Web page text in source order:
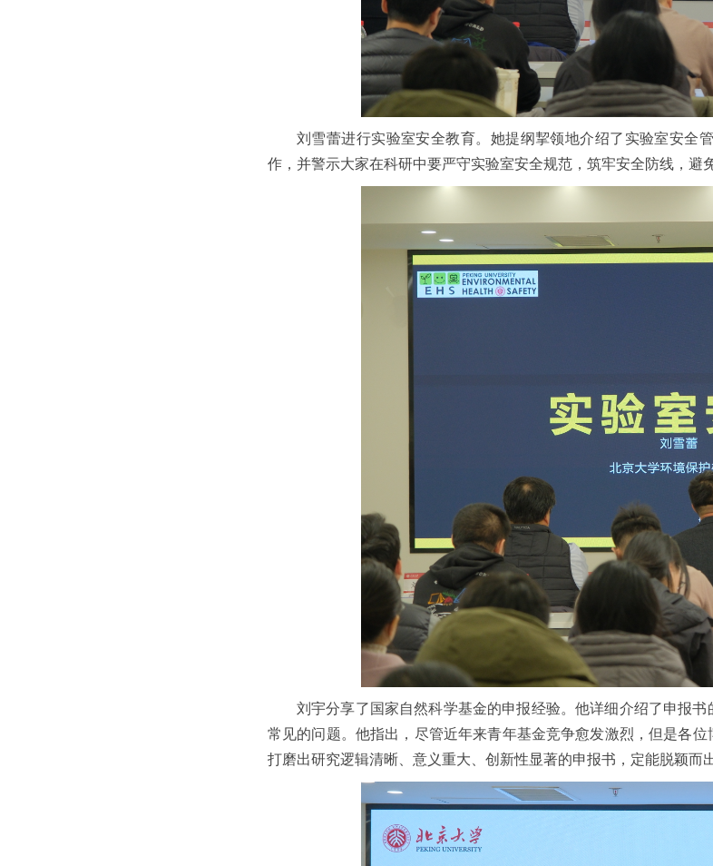
刘雪蕾进行实验室安全教育。她提纲挈领地介绍了实验室安全
作，并警示大家在科研中要严守实验室安全规范，筑牢安全防线，避
刘宇分享了国家自然科学基金的申报经验。他详细介绍了申报
常见的问题。他指出，尽管近年来青年基金竞争愈发激烈，但是各
打磨出研究逻辑清晰、意义重大、创新性显著的申报书，定能脱颖而